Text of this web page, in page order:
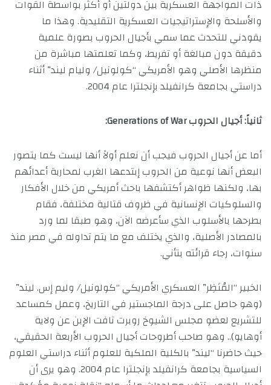
ذات المواجهة العسكرية بين دولتين أو أكثر بواسطة القوات
والأسلحة والإستراتيجيات العسكرية التقليدية. وهذا ما
يقودني للتحدث عما سمي بأجيال الحروب بصورة علمية
دقيقة دون مبالغة أو تفريط، وكما تعلمتها مباشرة من
منظرها الأصلي وهو الأمريكي “كولونيل/ وليام ليند” أثناء
دراستي بجامعة كرانفيلد بإنجلترا عام 2004.
ثانياً: أجيال الحروبGenerations of War:
أما عن أجيال الحروب فيجب أن نعلم أولاً أنها ليست كما يتصور
البعض أنها نوعية من الحروب إبتدعها الغرب لمحاربة أعدائهم
بها، ولكنها ظواهر أكتشفها باحث أمريكي من خلال الأفكار
والسلوكيات الإنسانية في ظروف قتالية مختلفة، فقام
بطرحها بالأسلوب الذي سأعرضه الآن، وهو طبقا لما ورد
بالمصادر الأصلية، والذي يختلف مع ما يتم تداوله في مصر منذ
سنوات، رجاء قرائته بتأني.
الخبير “المُنَظِر” العسكري الأمريكي “كولونيل/ وليم إس. ليند”
(وهو حاصل على درجة الماجستير في التاريخ، وعمل كمساعد
للتشريع لعضو مجلس الشيوخ روبرت تافت الإبن عن ولاية
أوهايو).. وهو صاحب أطروحات أجيال الحروب الأربعة الحقيقي،
حيث حاضرنا “ليند” بالكلية الملكية للعلوم أثناء دراستي العلوم
السياسية بجامعة كرانفيلد بإنجلترا عام 2004. وهو يرى أن